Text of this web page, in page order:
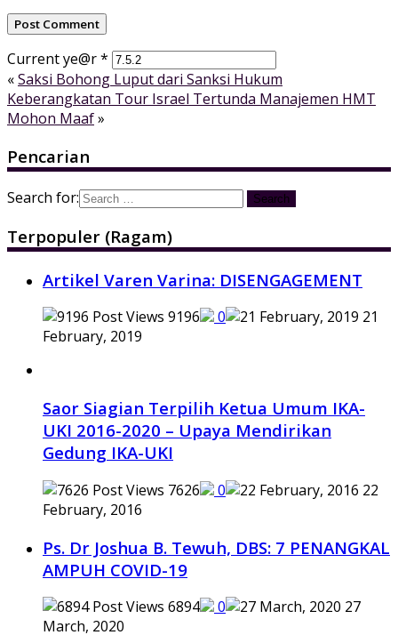
Current ye@r*
«Saksi Bohong Luput dari Sanksi Hukum
Keberangkatan Tour Israel Tertunda Manajemen HMT
Mohon Maaf»
Pencarian
Search for:
Terpopuler (Ragam)
Artikel Varen Varina: DISENGAGEMENT
9196 0
21
February, 2019
Saor Siagian Terpilih Ketua Umum IKA-
UKI 2016-2020 – Upaya Mendirikan
Gedung IKA-UKI
7626 0
22
February, 2016
Ps. Dr Joshua B. Tewuh, DBS: 7 PENANGKAL
AMPUH COVID-19
6894 0
27
March, 2020